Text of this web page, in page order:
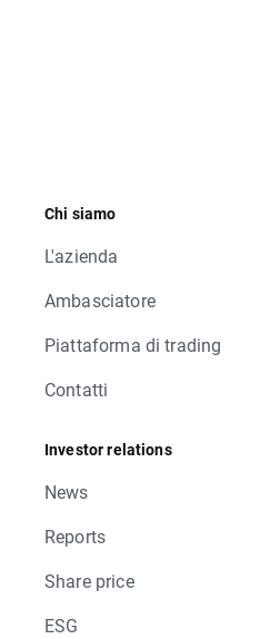
Chi siamo
L'azienda
Ambasciatore
Piattaforma di trading
Contatti
Investor relations
News
Reports
Share price
ESG